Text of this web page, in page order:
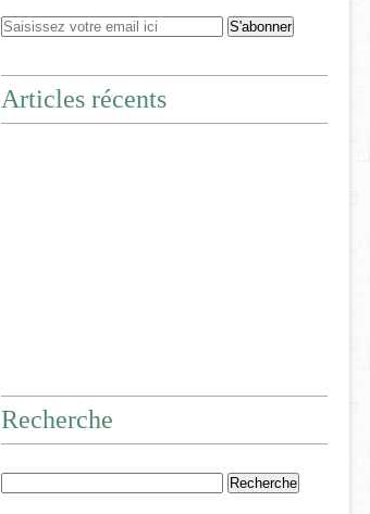
Articles récents
Recherche